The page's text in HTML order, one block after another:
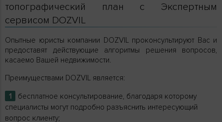
топографический план с Экспертным
сервисом DOZVIL
Опытные юристы компании DOZVIL проконсультируют Вас и
предоставят действующие алгоритмы решения вопросов,
касаемо Вашей недвижимости.
Преимуществами DOZVIL является:
бесплатное консультирование, благодаря которому
специалисты могут подробно разъяснить интересующий
вопрос клиенту;